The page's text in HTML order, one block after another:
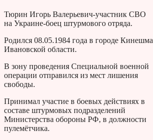
Тюрин Игорь Валерьевич-участник СВО
на Украине-боец штурмового отряда.
Родился 08.05.1984 года в городе Кинешма
Ивановской области.
В зону проведения Специальной военной
операции отправился из мест лишения
свободы.
Принимал участие в боевых действиях в
составе штурмовых подразделений
Министерства обороны РФ, в должности
пулемётчика.